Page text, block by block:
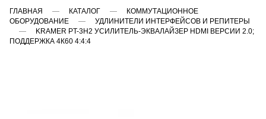
ГЛАВНАЯ КАТАЛОГ
КОММУТАЦИОННОЕ
ОБОРУДОВАНИЕ
УДЛИНИТЕЛИ ИНТЕРФЕЙСОВ И РЕПИТЕРЫ
KRAMER PT-3H2 УСИЛИТЕЛЬ-ЭКВАЛАЙЗЕР HDMI ВЕРСИИ 2.0;
ПОДДЕРЖКА 4К60 4:4:4